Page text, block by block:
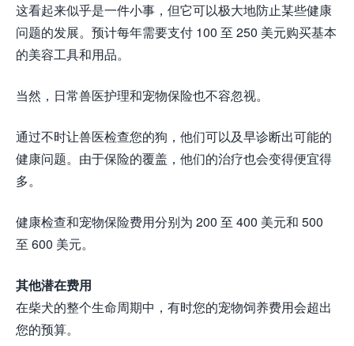
这看起来似乎是一件小事，但它可以极大地防止某些健康
问题的发展。预计每年需要支付 100 至 250 美元购买基本
的美容工具和用品。
当然，日常兽医护理和宠物保险也不容忽视。
通过不时让兽医检查您的狗，他们可以及早诊断出可能的
健康问题。由于保险的覆盖，他们的治疗也会变得便宜得
多。
健康检查和宠物保险费用分别为 200 至 400 美元和 500
至 600 美元。
其他潜在费用
在柴犬的整个生命周期中，有时您的宠物饲养费用会超出
您的预算。